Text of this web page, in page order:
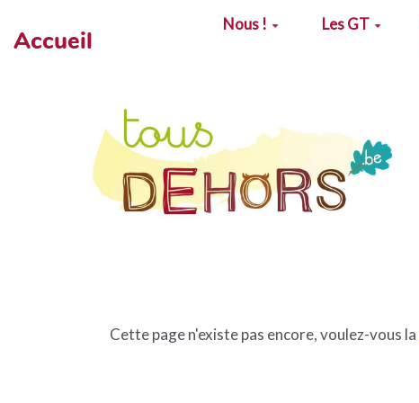
Accueil
Nous ! Les GT
Cette page n'existe pas encore, voulez-vous la